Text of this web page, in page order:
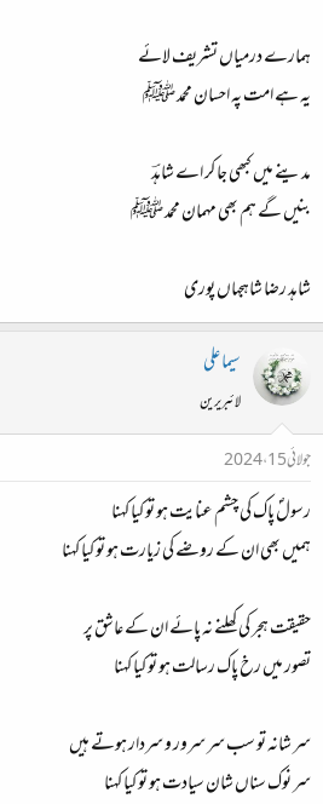
ہمارے درمیاں تشریف لائے
یہ ہے امت پہ احسان محمد ﷺ
مدینے میں کبھی جا کر اے شاہدؔ
بنیں گے ہم بھی مہمان محمد ﷺ
شاہد رضا شاہجہاں پوری
سیما علی
لائبریرین
جولائی 15، 2024
رسولؐ پاک کی چشم عنایت ہو تو کیا کہنا
ہمیں بھی ان کے روضے کی زیارت ہو تو کیا کہنا
حقیقت ہجر کی کھلنے نہ پائے ان کے عاشق پر
تصور میں رخ پاک رسالت ہو تو کیا کہنا
سر شانہ تو سب سر سرور و سردار ہوتے ہیں
سر نوک سناں شان سیادت ہو تو کیا کہنا